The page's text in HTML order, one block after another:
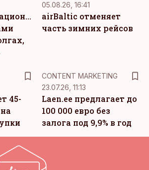
05.08.26, 16:41
airBaltic отменяет
часть зимних рейсов
45-
CONTENT MARKETING
23.07.26, 11:13
Laen.ee предлагает до
100 000 евро без
залога под 9,9% в год